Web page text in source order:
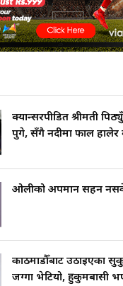
क्यान्सरपीडित श्रीमती
पुगे, सँगै नदीमा फाल हालेर
ओलीको अपमान सहन
काठमाडौँबाट उठाइएका
जग्गा भेटियो, हुकुमबासी